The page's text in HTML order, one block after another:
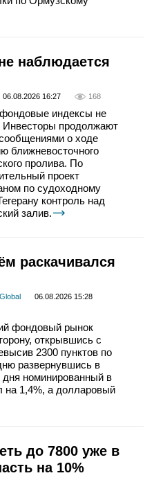
наблюдается
06.08.2026 16:27 168
фондовые индексы не
Инвесторы продолжают
о ходе
ближневосточного
пролива. По
проект
по судоходному
контроль над
залив.
раскачивался
06.08.2026 15:28
фондовый рынок
открывшись с
2300 пунктов по
развернувшись в
дня номинированный в
на 1,4%, а долларовый
до 7800 уже в
на 10%